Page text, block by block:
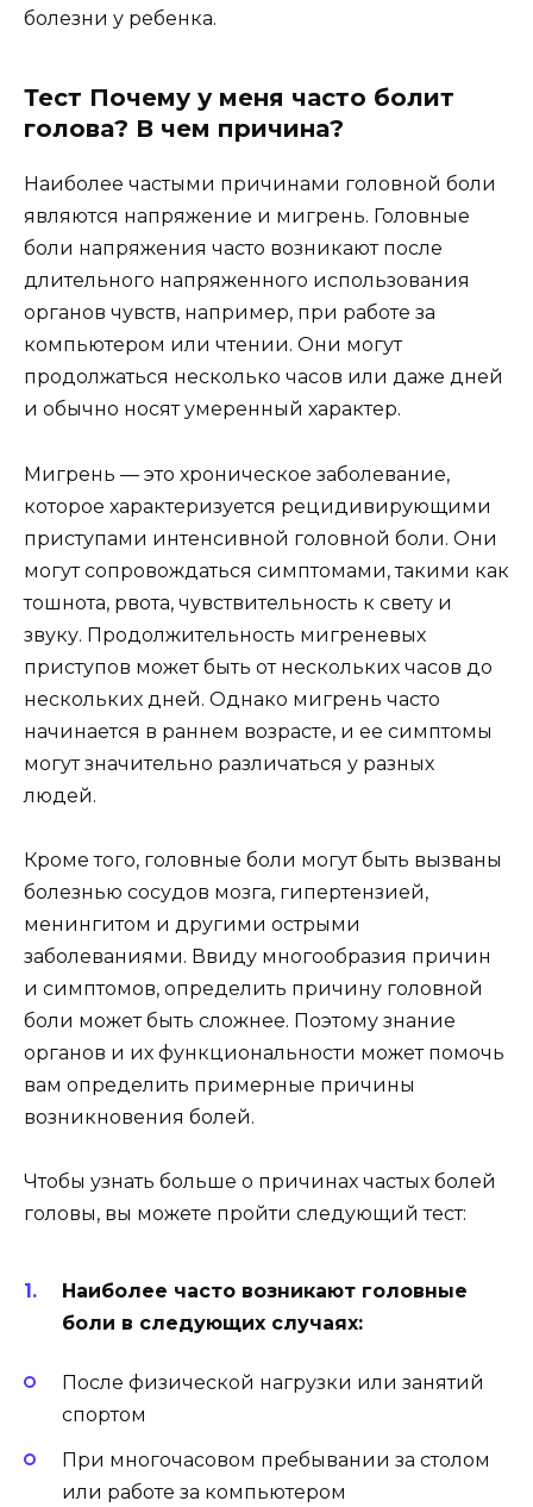
болезни у ребенка.
Тест Почему у меня часто болит
голова? В чем причина?
Наиболее частыми причинами головной боли
являются напряжение и мигрень. Головные
боли напряжения часто возникают после
длительного напряженного использования
органов чувств, например, при работе за
компьютером или чтении. Они могут
продолжаться несколько часов или даже дней
и обычно носят умеренный характер.
Мигрень — это хроническое заболевание,
которое характеризуется рецидивирующими
приступами интенсивной головной боли. Они
могут сопровождаться симптомами, такими как
тошнота, рвота, чувствительность к свету и
звуку. Продолжительность мигреневых
приступов может быть от нескольких часов до
нескольких дней. Однако мигрень часто
начинается в раннем возрасте, и ее симптомы
могут значительно различаться у разных
людей.
Кроме того, головные боли могут быть вызваны
болезнью сосудов мозга, гипертензией,
менингитом и другими острыми
заболеваниями. Ввиду многообразия причин
и симптомов, определить причину головной
боли может быть сложнее. Поэтому знание
органов и их функциональности может помочь
вам определить примерные причины
возникновения болей.
Чтобы узнать больше о причинах частых болей
головы, вы можете пройти следующий тест:
Наиболее часто возникают головные
боли в следующих случаях:
После физической нагрузки или занятий
спортом
При многочасовом пребывании за столом
или работе за компьютером